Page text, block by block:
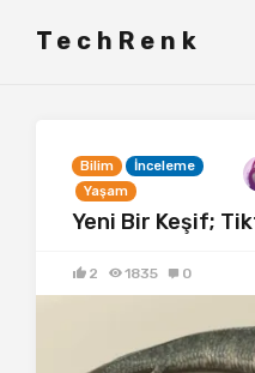
TechRenk
Bilim
İnceleme
Yaşam
Yeni Bir Keşif;
2 1835 0